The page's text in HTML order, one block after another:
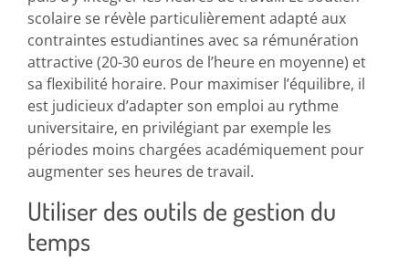
scolaire se révèle particulièrement adapté aux
contraintes estudiantines avec sa rémunération
attractive (20-30 euros de l’heure en moyenne) et
sa flexibilité horaire. Pour maximiser l’équilibre, il
est judicieux d’adapter son emploi au rythme
universitaire, en privilégiant par exemple les
périodes moins chargées académiquement pour
augmenter ses heures de travail.
Utiliser des outils de gestion du
temps